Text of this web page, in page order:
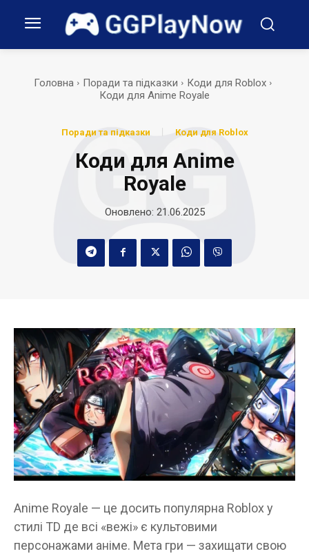
Головна Поради та підказки
Коди для Roblox
Коди для Anime Royale
Поради та підказки Коди для Roblox
Коди для Anime
Royale
Оновлено: 21.06.2025
Anime Royale — це досить популярна Roblox у
стилі TD де всі «вежі» є культовими
персонажами аніме. Мета гри — захищати свою